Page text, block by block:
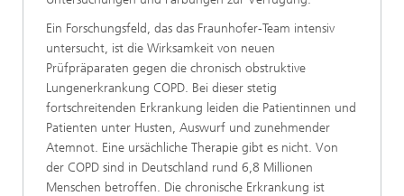
Ein Forschungsfeld, das das Fraunhofer-Team intensiv
untersucht, ist die Wirksamkeit von neuen
Prüfpräparaten gegen die chronisch obstruktive
Lungenerkrankung COPD. Bei dieser stetig
fortschreitenden Erkrankung leiden die Patientinnen und
Patienten unter Husten, Auswurf und zunehmender
Atemnot. Eine ursächliche Therapie gibt es nicht. Von
der COPD sind in Deutschland rund 6,8 Millionen
Menschen betroffen. Die chronische Erkrankung ist